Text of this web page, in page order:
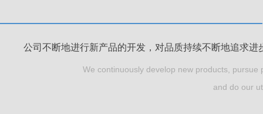
公司不断地进行新产品的开发，对品质持续不断地追求
We continuously develop new products,
and do our